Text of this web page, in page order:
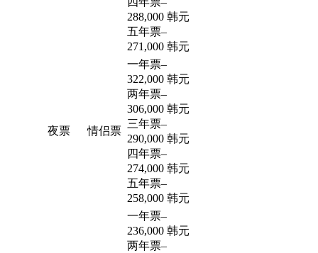
夜票
288,000 韩元
五年票–
271,000 韩元
情侣票
一年票–
322,000 韩元
两年票–
306,000 韩元
三年票–
290,000 韩元
四年票–
274,000 韩元
五年票–
258,000 韩元
一年票–
236,000 韩元
两年票–